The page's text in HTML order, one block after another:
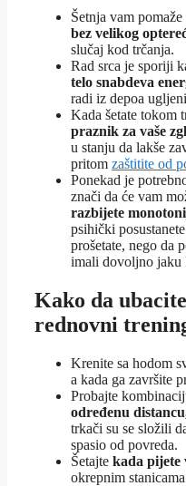
Šetnja vam pomaže
bez velikog
slučaj kod trčanja.
Rad srca je sporiji
telo snabdeva
radi iz depoa
Kada šetate tokom
praznik za vaše
u stanju da lakše
pritom zaštitite od
Ponekad je
znači da će vam
razbijete
psihički
prošetate, nego da
imali dovoljno jaku
Kako da
rednovni
Krenite sa hodom
a kada ga završite
Probajte
određenu
trkači su se složili
spasio od povreda.
Šetajte kada pijete
okrepnim